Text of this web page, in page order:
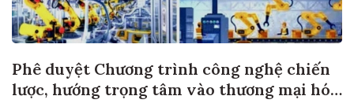
Phê duyệt Chương trình công nghệ chiến
lược, hướng trọng tâm vào thương mại hóa